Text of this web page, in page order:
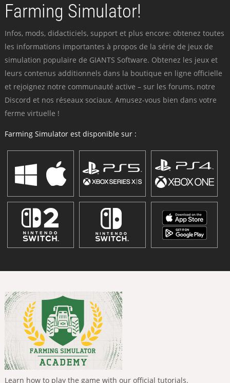
Farming Simulator!
Infos, mods, didacticiels, support et plus encore: obtenez toutes
les informations importantes à propos de la série de jeux de
simulation populaire de GIANTS Software. Obtenez les jeux et
leurs contenus additionnels dans la boutique en ligne officielle
et rejoignez notre communauté active – sur les forums, notre
Discord et nos réseaux sociaux. Amusez-vous bien dans votre
ferme virtuelle !
Farming Simulator est disponible sur :
Learn how to play the game with our official tutorials.